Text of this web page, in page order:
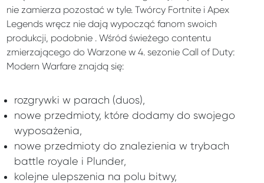
nie zamierza pozostać w tyle. Twórcy Fortnite i Apex
Legends wręcz nie dają wypocząć fanom swoich
produkcji, podobnie . Wśród świeżego contentu
zmierzającego do Warzone w 4. sezonie Call of Duty:
Modern Warfare znajdą się:
rozgrywki w parach (duos),
nowe przedmioty, które dodamy do swojego
wyposażenia,
nowe przedmioty do znalezienia w trybach
battle royale i Plunder,
kolejne ulepszenia na polu bitwy,